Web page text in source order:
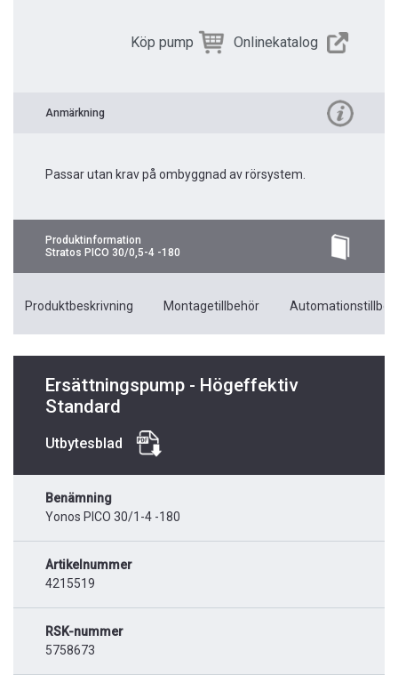
Köp pump Onlinekatalog
Anmärkning
Passar utan krav på ombyggnad av rörsystem.
Produktinformation
Stratos PICO 30/0,5-4 -180
Produktbeskrivning Montagetillbehör
Ersättningspump - Högeffektiv
Standard
Utbytesblad
Benämning
Yonos PICO 30/1-4 -180
Artikelnummer
4215519
RSK-nummer
5758673